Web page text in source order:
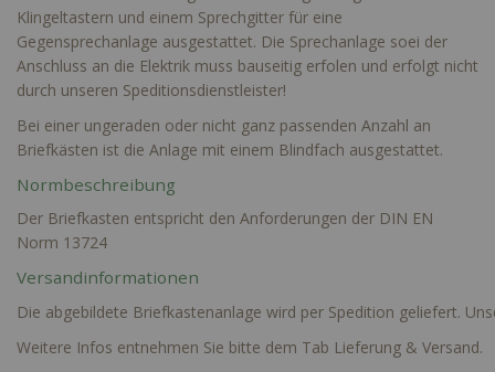
Klingeltastern und einem Sprechgitter für eine
Gegensprechanlage ausgestattet. Die Sprechanlage soei der
Anschluss an die Elektrik muss bauseitig erfolen und erfolgt nicht
durch unseren Speditionsdienstleister!
Bei einer ungeraden oder nicht ganz passenden Anzahl an
Briefkästen ist die Anlage mit einem Blindfach ausgestattet.
Normbeschreibung
Der Briefkasten entspricht den Anforderungen der DIN EN
Norm 13724
Versandinformationen
Die abgebildete Briefkastenanlage wird per Spedition geliefert.
Weitere Infos entnehmen Sie bitte dem Tab Lieferung & Versand.